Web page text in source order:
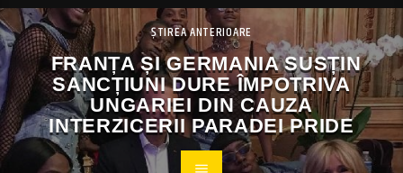
ȘTIREA ANTERIOARE
FRANȚA ȘI GERMANIA SUSȚIN
SANCȚIUNI DURE ÎMPOTRIVA
UNGARIEI DIN CAUZA
INTERZICERII PARADEI PRIDE